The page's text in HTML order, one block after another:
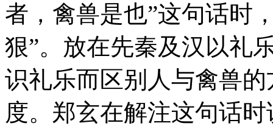
者，禽兽是也”这句话时
狠”。放在先秦及汉以礼
识礼乐而区别人与禽兽
度。郑玄在解注这句话